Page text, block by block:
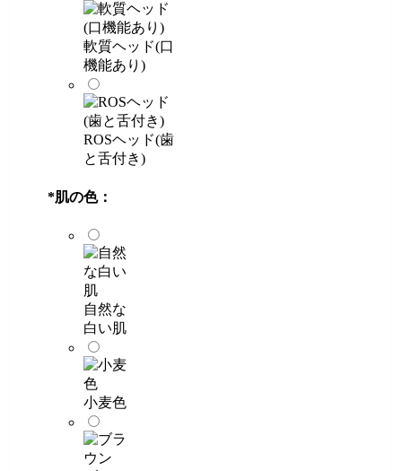
軟質ヘッド(口
機能あり)
ROSヘッド(歯
と舌付き)
*肌の色：
自然な
白い肌
小麦色